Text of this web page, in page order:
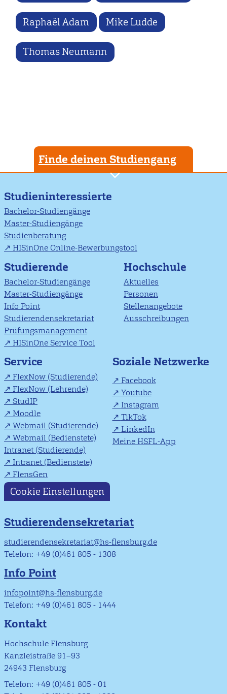
Raphaël Adam Mike Ludde
Thomas Neumann
Finde deinen Studiengang
Studieninteressierte
Bachelor-Studiengänge
Master-Studiengänge
Studienberatung
HISinOne Online-Bewerbungstool
Studierende
Bachelor-Studiengänge
Master-Studiengänge
Info Point
Studierendensekretariat
Prüfungsmanagement
HISinOne Service Tool
Hochschule
Aktuelles
Personen
Stellenangebote
Ausschreibungen
Service
FlexNow (Studierende)
FlexNow (Lehrende)
StudIP
Moodle
Webmail (Studierende)
Webmail (Bedienstete)
Intranet (Studierende)
Intranet (Bedienstete)
FlensGen
Soziale Netzwerke
Facebook
Youtube
Instagram
TikTok
LinkedIn
Meine HSFL-App
Cookie Einstellungen
Studierendensekretariat
studierendensekretariat@hs-flensburg.de
Telefon: +49 (0)461 805 - 1308
Info Point
infopoint@hs-flensburg.de
Telefon: +49 (0)461 805 - 1444
Kontakt
Hochschule Flensburg
Kanzleistraße 91–93
24943 Flensburg
Telefon: +49 (0)461 805 - 01